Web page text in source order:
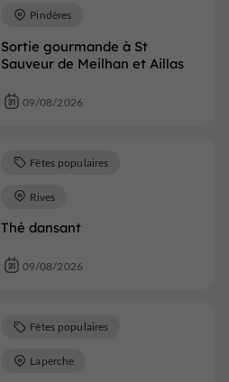
Sortie gourmande à St
Sauveur de Meilhan et Aillas
Pindères
09/08/2026
Thé dansant
Fêtes populaires
Rives
09/08/2026
Fêtes populaires
Laperche